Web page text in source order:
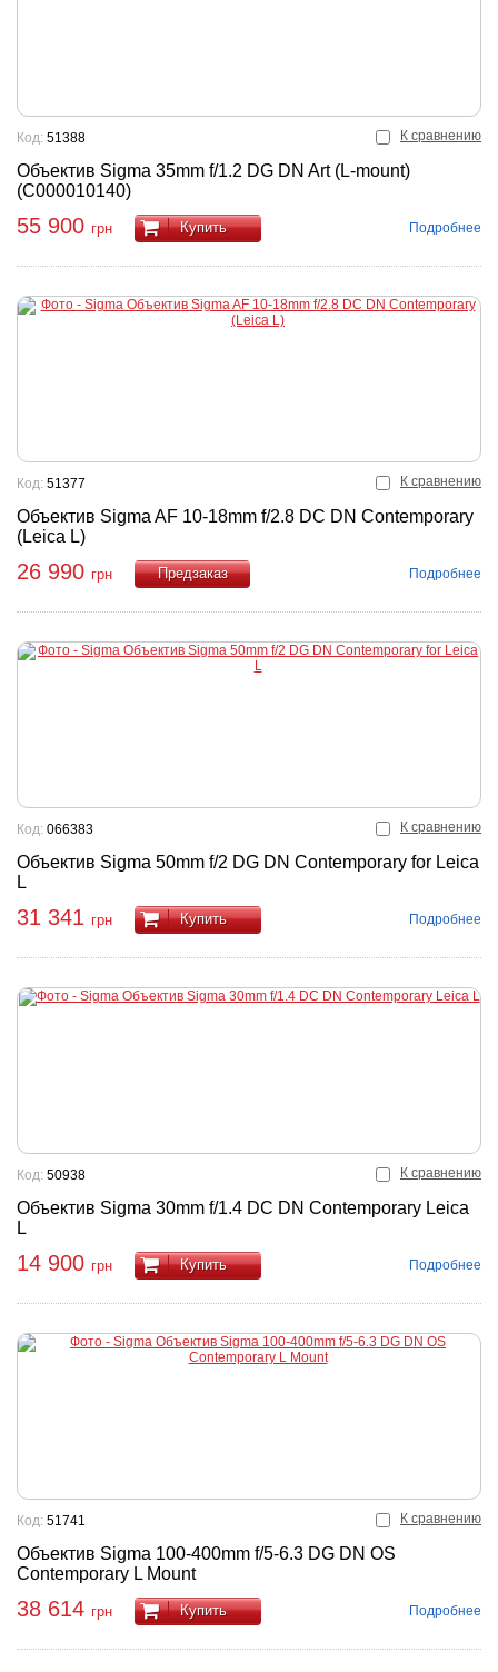
К сравнению
Объектив Sigma 35mm f/1.2 DG DN Art (L-mount)
(С000010140)
Код: 51388
55 900 грн Купить Подробнее
К сравнению
Объектив Sigma AF 10-18mm f/2.8 DC DN Contemporary
(Leica L)
Код: 51377
26 990 грн
Подробнее
К сравнению
Объектив Sigma 50mm f/2 DG DN Contemporary for Leica
L
Код: 066383
31 341 грн Купить Подробнее
К сравнению
Объектив Sigma 30mm f/1.4 DC DN Contemporary Leica
L
Код: 50938
14 900 грн Купить Подробнее
К сравнению
Объектив Sigma 100-400mm f/5-6.3 DG DN OS
Contemporary L Mount
Код: 51741
38 614 грн Купить Подробнее